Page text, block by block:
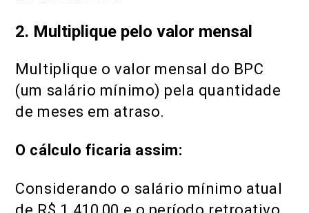
2. Multiplique pelo valor mensal
Multiplique o valor mensal do BPC
(um salário mínimo) pela quantidade
de meses em atraso.
O cálculo ficaria assim:
Considerando o salário mínimo atual